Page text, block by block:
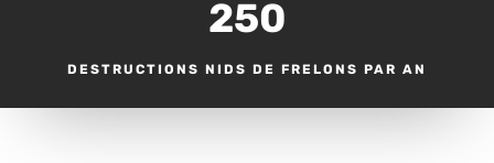
250
DESTRUCTIONS NIDS DE FRELONS PAR AN